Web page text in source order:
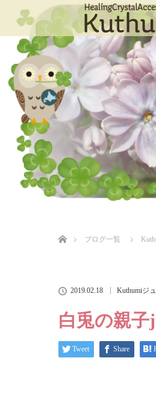
ブログ一覧
2019.02.18 Kuthumiジ
白兎の親子
Tweet Share